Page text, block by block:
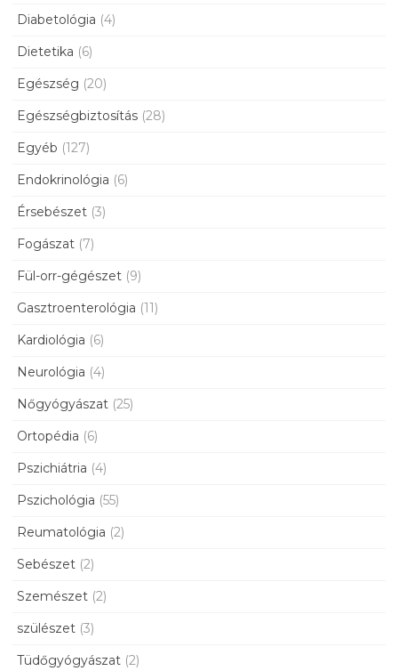
Diabetológia (4)
Dietetika (6)
Egészség (20)
Egészségbiztosítás (28)
Egyéb (127)
Endokrinológia (6)
Érsebészet (3)
Fogászat (7)
Fül-orr-gégészet (9)
Gasztroenterológia (11)
Kardiológia (6)
Neurológia (4)
Nőgyógyászat (25)
Ortopédia (6)
Pszichiátria (4)
Pszichológia (55)
Reumatológia (2)
Sebészet (2)
Szemészet (2)
szülészet (3)
Tüdőgyógyászat (2)